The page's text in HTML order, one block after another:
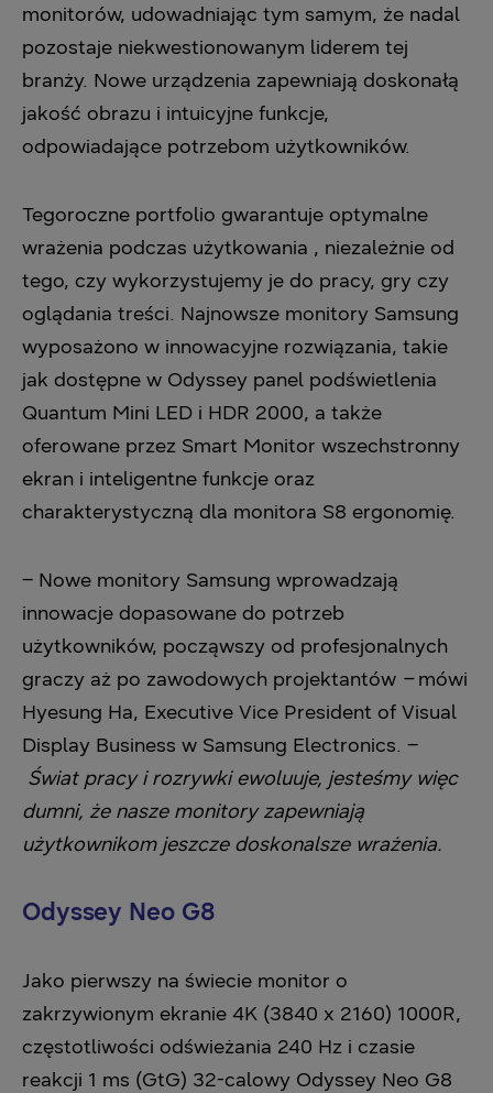
monitorów, udowadniając tym samym, że nadal
pozostaje niekwestionowanym liderem tej
branży. Nowe urządzenia zapewniają doskonałą
jakość obrazu i intuicyjne funkcje,
odpowiadające potrzebom użytkowników.
Tegoroczne portfolio gwarantuje optymalne
wrażenia podczas użytkowania , niezależnie od
tego, czy wykorzystujemy je do pracy, gry czy
oglądania treści. Najnowsze monitory Samsung
wyposażono w innowacyjne rozwiązania, takie
jak dostępne w Odyssey panel podświetlenia
Quantum Mini LED i HDR 2000, a także
oferowane przez Smart Monitor wszechstronny
ekran i inteligentne funkcje oraz
charakterystyczną dla monitora S8 ergonomię.
– Nowe monitory Samsung wprowadzają
innowacje dopasowane do potrzeb
użytkowników, począwszy od profesjonalnych
graczy aż po zawodowych projektantów ­–mówi
Hyesung Ha, Executive Vice President of Visual
Display Business w Samsung Electronics. –
Świat pracy i rozrywki ewoluuje, jesteśmy więc
dumni, że nasze monitory zapewniają
użytkownikom jeszcze doskonalsze wrażenia.
Odyssey Neo G8
Jako pierwszy na świecie monitor o
zakrzywionym ekranie 4K (3840 x 2160) 1000R,
częstotliwości odświeżania 240 Hz i czasie
reakcji 1 ms (GtG) 32-calowy Odyssey Neo G8